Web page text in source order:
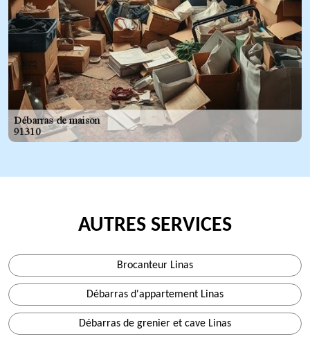
AUTRES SERVICES
Brocanteur Linas
Débarras d'appartement Linas
Débarras de grenier et cave Linas